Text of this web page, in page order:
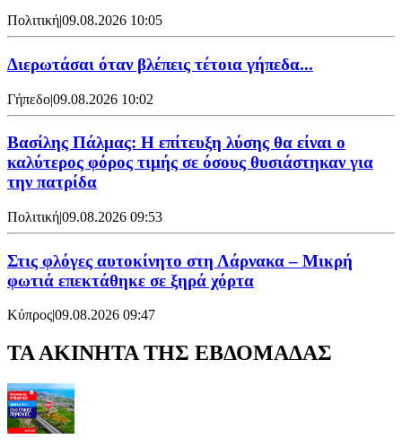
Πολιτική|09.08.2026 10:05
Διερωτάσαι όταν βλέπεις τέτοια γήπεδα...
Γήπεδο|09.08.2026 10:02
Βασίλης Πάλμας: Η επίτευξη λύσης θα είναι ο
καλύτερος φόρος τιμής σε όσους θυσιάστηκαν για
την πατρίδα
Πολιτική|09.08.2026 09:53
Στις φλόγες αυτοκίνητο στη Λάρνακα – Μικρή
φωτιά επεκτάθηκε σε ξηρά χόρτα
Κύπρος|09.08.2026 09:47
ΤΑ ΑΚΙΝΗΤΑ ΤΗΣ ΕΒΔΟΜΑΔΑΣ